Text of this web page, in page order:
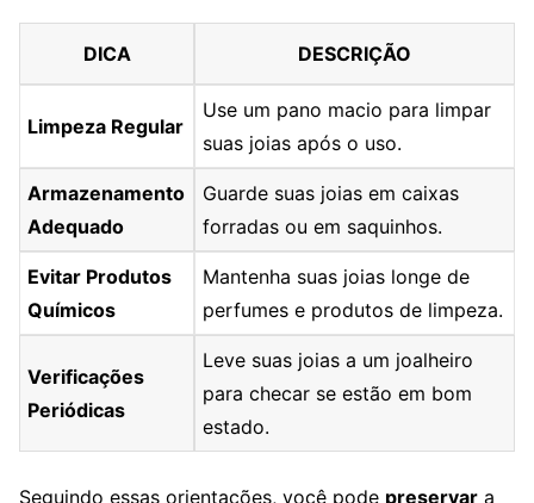
DICA DESCRIÇÃO
Limpeza Regular
Use um pano macio para limpar
suas joias após o uso.
Armazenamento
Adequado
Guarde suas joias em caixas
forradas ou em saquinhos.
Evitar Produtos
Químicos
Mantenha suas joias longe de
perfumes e produtos de limpeza.
Verificações
Periódicas
Leve suas joias a um joalheiro
para checar se estão em bom
estado.
Seguindo essas orientações, você pode preservar a